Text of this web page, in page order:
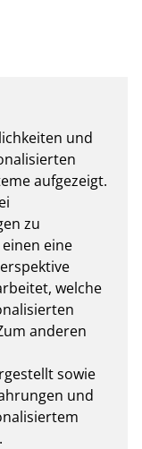
und
aufgezeigt.
zu
eine
welche
anderen
sowie
und